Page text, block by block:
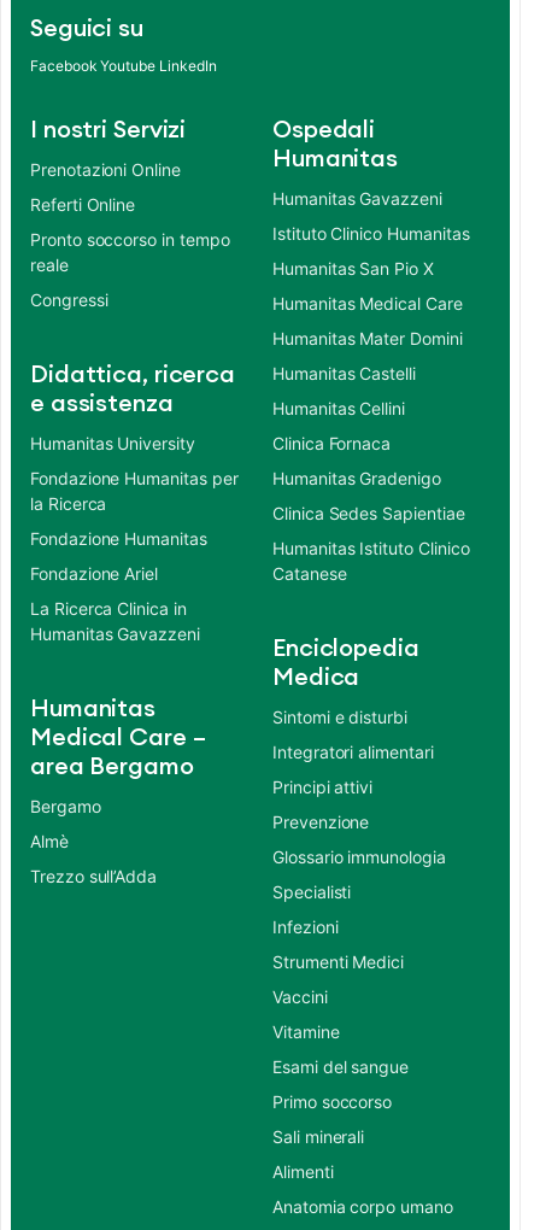
Seguici su
Facebook Youtube LinkedIn
I nostri Servizi
Prenotazioni Online
Referti Online
Pronto soccorso in tempo
reale
Congressi
Didattica, ricerca
e assistenza
Humanitas University
Fondazione Humanitas per
la Ricerca
Fondazione Humanitas
Fondazione Ariel
La Ricerca Clinica in
Humanitas Gavazzeni
Humanitas
Medical Care –
area Bergamo
Bergamo
Almè
Trezzo sull’Adda
Ospedali
Humanitas
Humanitas Gavazzeni
Istituto Clinico Humanitas
Humanitas San Pio X
Humanitas Medical Care
Humanitas Mater Domini
Humanitas Castelli
Humanitas Cellini
Clinica Fornaca
Humanitas Gradenigo
Clinica Sedes Sapientiae
Humanitas Istituto Clinico
Catanese
Enciclopedia
Medica
Sintomi e disturbi
Integratori alimentari
Principi attivi
Prevenzione
Glossario immunologia
Specialisti
Infezioni
Strumenti Medici
Vaccini
Vitamine
Esami del sangue
Primo soccorso
Sali minerali
Alimenti
Anatomia corpo umano